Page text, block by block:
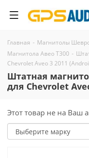
Главная - Магнитолы
Магнитола Авео Т300 -
Chevrolet Aveo 3 2011
Штатная
для Chevrolet
Этот товар не на Ваш